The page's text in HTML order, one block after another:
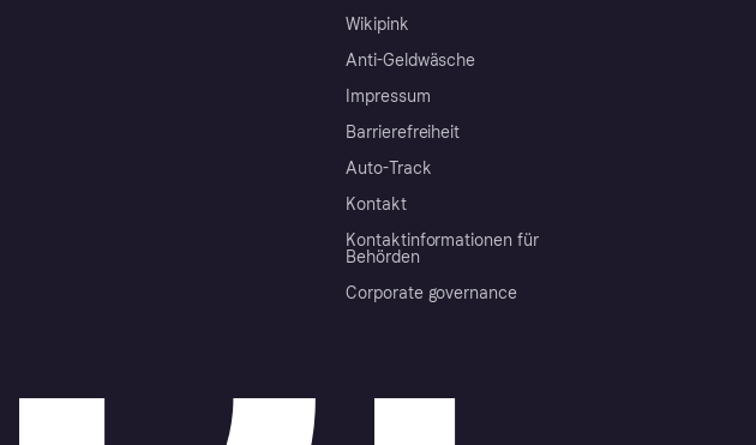
Wikipink
Anti-Geldwäsche
Impressum
Barrierefreiheit
Auto-Track
Kontakt
Kontaktinformationen für
Behörden
Corporate governance